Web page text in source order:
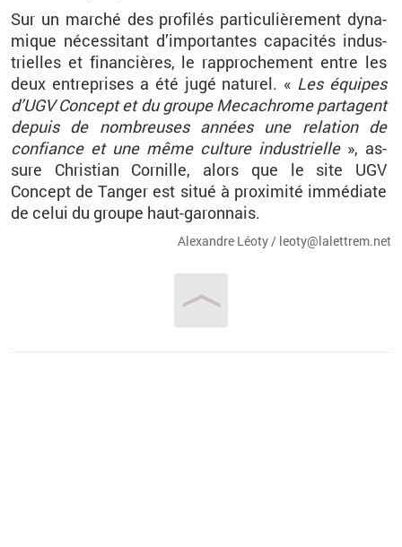
Sur un mar­ché des pro­fi­lés par­ti­cu­liè­re­ment dy­na­
mique né­ces­si­tant d’im­por­tantes ca­pa­ci­tés in­dus­
trielles et fi­nan­cières, le rap­pro­che­ment entre les
deux en­tre­prises a été jugé na­tu­rel. « Les équipes
d’UGV Concept et du groupe Me­ca­chrome par­tagent
de­puis de nom­breuses an­nées une re­la­tion de
confiance et une même culture in­dus­trielle », as­
sure Chris­tian Cor­nille, alors que le site UGV
Concept de Tan­ger est situé à proxi­mité im­mé­diate
de celui du groupe haut-ga­ron­nais.
Alexandre Léoty / leo­ty@​la­let­trem.​net